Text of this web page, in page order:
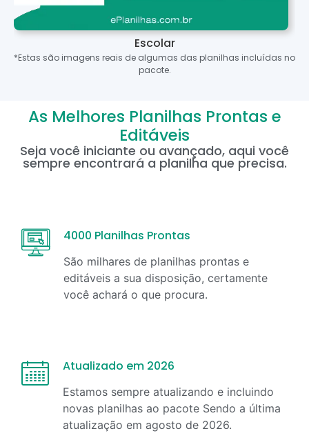
Escolar
*Estas são imagens reais de algumas das planilhas incluídas no
pacote.
As Melhores Planilhas Prontas e
Editáveis
Seja você iniciante ou avançado, aqui você
sempre encontrará a planilha que precisa.
4000 Planilhas Prontas
São milhares de planilhas prontas e
editáveis a sua disposição, certamente
você achará o que procura.
Atualizado em 2026
Estamos sempre atualizando e incluindo
novas planilhas ao pacote Sendo a última
atualização em agosto de 2026.